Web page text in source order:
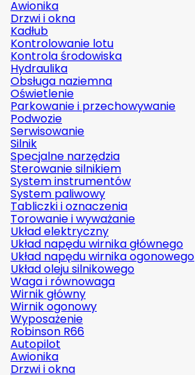
Awionika
Drzwi i okna
Kadłub
Kontrolowanie lotu
Kontrola środowiska
Hydraulika
Obsługa naziemna
Oświetlenie
Parkowanie i przechowywanie
Podwozie
Serwisowanie
Silnik
Specjalne narzędzia
Sterowanie silnikiem
System instrumentów
System paliwowy
Tabliczki i oznaczenia
Torowanie i wyważanie
Układ elektryczny
Układ napędu wirnika głównego
Układ napędu wirnika ogonowego
Układ oleju silnikowego
Waga i równowaga
Wirnik główny
Wirnik ogonowy
Wyposażenie
Robinson R66
Autopilot
Awionika
Drzwi i okna